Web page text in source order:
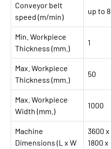
Conveyor belt
speed (m/min)
up to 8
Min. Workpiece
Thickness (mm.)
1
Max. Workpiece
Thickness (mm.)
50
Max. Workpiece
Width (mm.)
1000
Machine
Dimensions (L x W
3600 x
1800 x